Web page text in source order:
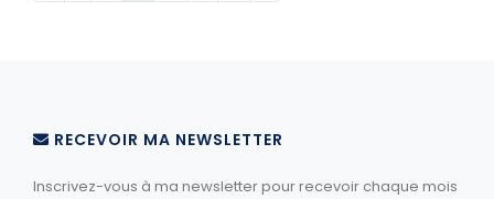
RECEVOIR MA NEWSLETTER
Inscrivez-vous à ma newsletter pour recevoir chaque mois